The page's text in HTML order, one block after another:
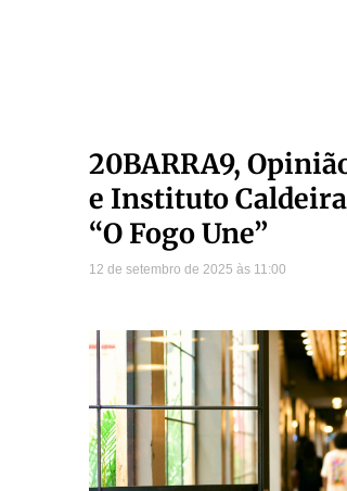
20BARRA9,
e Instituto
“O Fogo Une”
12 de setembro de 2025 11:00